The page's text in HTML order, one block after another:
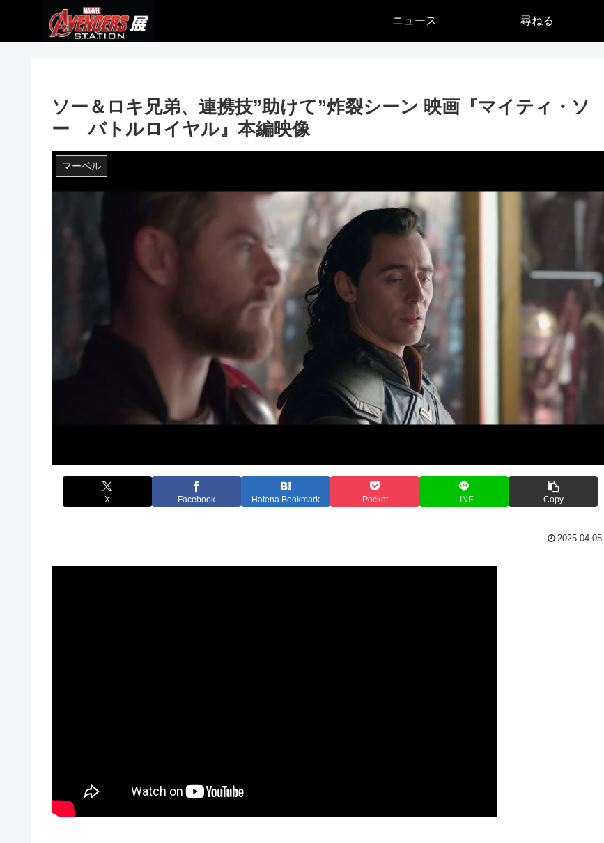
ニュース 尋ねる
ソー＆ロキ兄弟、連携技”助けて”炸裂シーン 映画『マイティ・ソ
ー バトルロイヤル』本編映像
マーベル
X Facebook Hatena Bookmark Pocket LINE Copy
2025.04.05